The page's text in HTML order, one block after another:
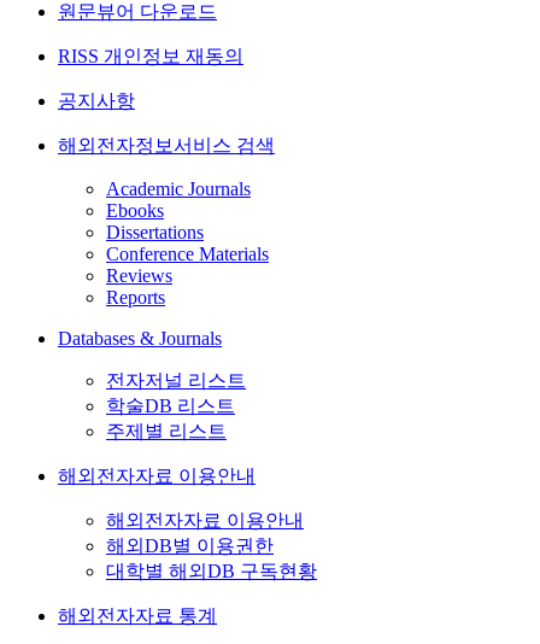
원문뷰어 다운로드
RISS 개인정보 재동의
공지사항
해외전자정보서비스 검색
Academic Journals
Ebooks
Dissertations
Conference Materials
Reviews
Reports
Databases & Journals
전자저널 리스트
학술DB 리스트
주제별 리스트
해외전자자료 이용안내
해외전자자료 이용안내
해외DB별 이용권한
대학별 해외DB 구독현황
해외전자자료 통계